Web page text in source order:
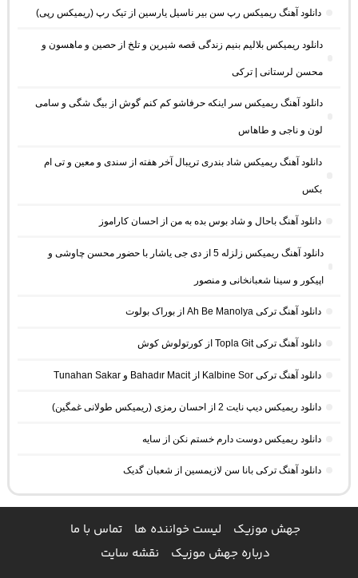
دانلود آهنگ ریمیکس رپ سن بیر ناسیل یارسین از تیک رپ (ریمیکس رپی)
دانلود ریمیکس بلالیم بنیم زندگی قصه شیرین و تلخ از حصین و ماهسون و
محسن لرستانی | ترکی
دانلود آهنگ ریمیکس سر اینکه حرفاشو کم کنم گوش از بیگ شگی و سامی
لون و ناجی و طاهاس
دانلود آهنگ ریمیکس شاد بندری تریبال آخر هفته از سندی و معین و تی ام
بکس
دانلود آهنگ باحال و شاد بوس بده به من از احسان کاراموز
دانلود آهنگ ریمیکس زلزله 5 از دی جی یاشار با حضور محسن چاوشی و
اپیکور و سینا شعبانخانی و منصور
دانلود آهنگ ترکی Ah Be Manolya از بوراک بولوت
دانلود آهنگ ترکی Topla Git از کورتولوش کوش
دانلود آهنگ ترکی Kalbine Sor از Bahadır Macit و Tunahan Sakar
دانلود ریمیکس دیپ نایت 2 از احسان رمزی (ریمیکس طولانی غمگین)
دانلود ریمیکس دوست دارم خستم نکن از سایه
دانلود آهنگ ترکی بانا سن لازیمسین از شعبان گدیک
جهش موزیک لیست خواننده ها
تماس با ما
درباره جهش موزیک
نقشه سایت